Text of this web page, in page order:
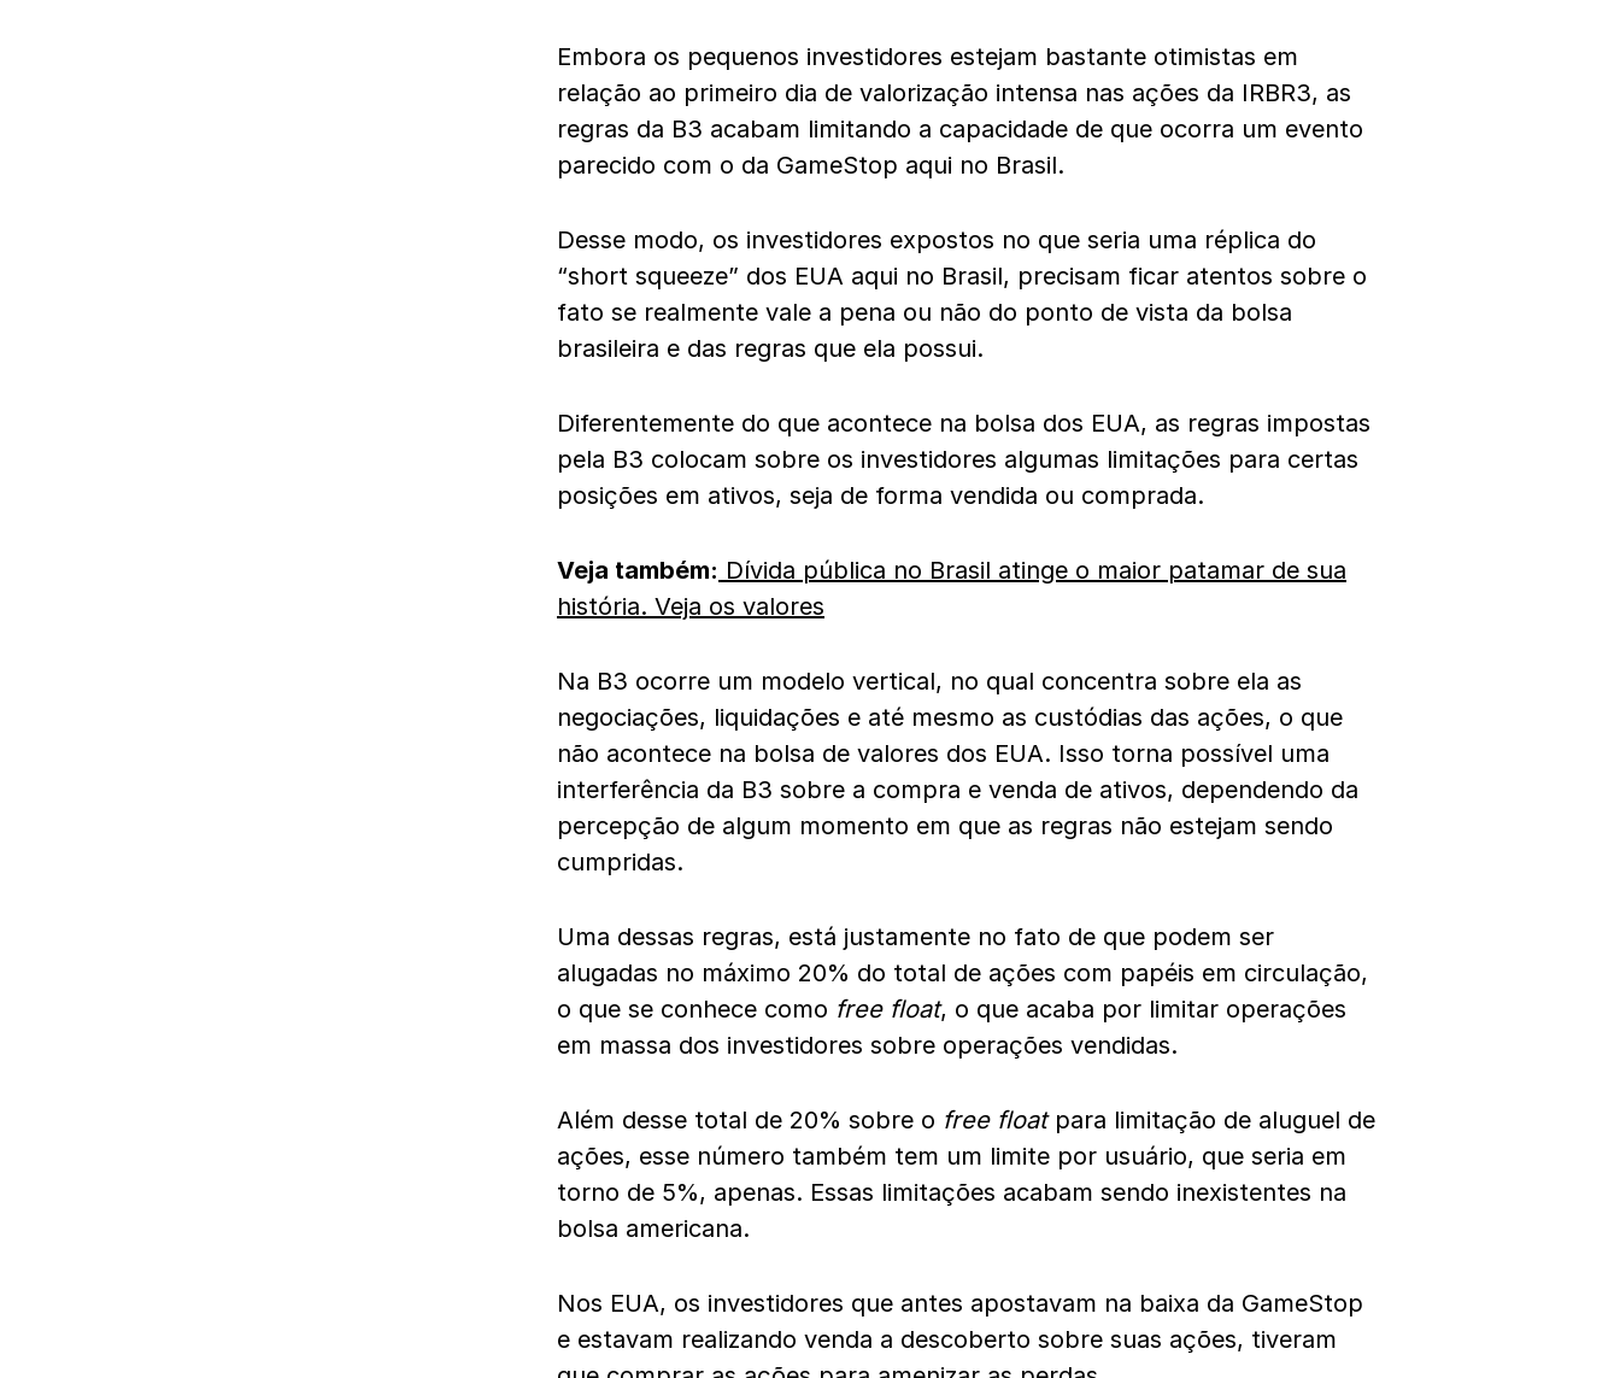
Embora os pequenos investidores estejam bastante otimistas em
relação ao primeiro dia de valorização intensa nas ações da IRBR3, as
regras da B3 acabam limitando a capacidade de que ocorra um evento
parecido com o da GameStop aqui no Brasil.
Desse modo, os investidores expostos no que seria uma réplica do
“short squeeze” dos EUA aqui no Brasil, precisam ficar atentos sobre o
fato se realmente vale a pena ou não do ponto de vista da bolsa
brasileira e das regras que ela possui.
Diferentemente do que acontece na bolsa dos EUA, as regras impostas
pela B3 colocam sobre os investidores algumas limitações para certas
posições em ativos, seja de forma vendida ou comprada.
Veja também: Dívida pública no Brasil atinge o maior patamar de sua
história. Veja os valores
Na B3 ocorre um modelo vertical, no qual concentra sobre ela as
negociações, liquidações e até mesmo as custódias das ações, o que
não acontece na bolsa de valores dos EUA. Isso torna possível uma
interferência da B3 sobre a compra e venda de ativos, dependendo da
percepção de algum momento em que as regras não estejam sendo
cumpridas.
Uma dessas regras, está justamente no fato de que podem ser
alugadas no máximo 20% do total de ações com papéis em circulação,
o que se conhece como free float, o que acaba por limitar operações
em massa dos investidores sobre operações vendidas.
Além desse total de 20% sobre o free float para limitação de aluguel de
ações, esse número também tem um limite por usuário, que seria em
torno de 5%, apenas. Essas limitações acabam sendo inexistentes na
bolsa americana.
Nos EUA, os investidores que antes apostavam na baixa da GameStop
e estavam realizando venda a descoberto sobre suas ações, tiveram